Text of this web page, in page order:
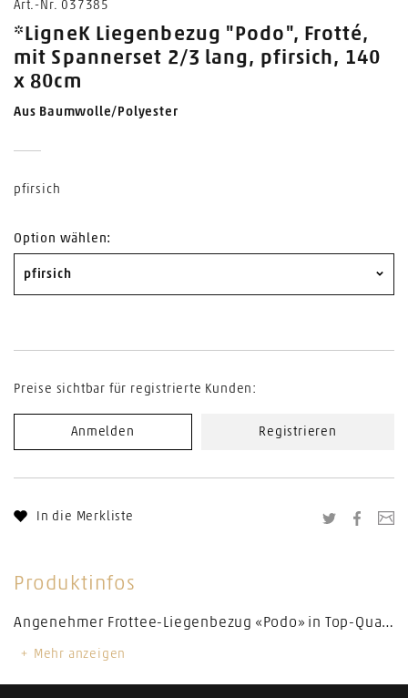
Art.-Nr. 037385
*LigneK Liegenbezug "Podo", Frotté,
mit Spannerset 2/3 lang, pfirsich, 140
x 80cm
Aus Baumwolle/Polyester
pfirsich
Option wählen:
pfirsich
Preise sichtbar für registrierte Kunden:
Anmelden Registrieren
In die Merkliste Twitter
Produktinfos
Angenehmer Frottee-Liegenbezug «Podo» in Top-Qualität. Speziell für Fusspflege-Fauteuils. Deckt die Rücken- und Sitzpartie ab. Inkl. Spannset. Masse: 120 x 60 cm. Waschbar bis 40° C.
Mehr anzeigen